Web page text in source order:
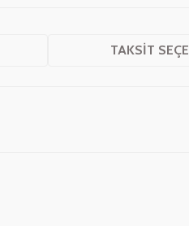
TAKSIT